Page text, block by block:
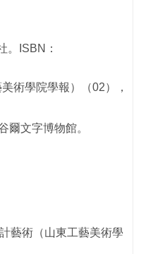
。ISBN：
術學院學報）（02），
爾文字博物館。
藝術（山東工藝美術學